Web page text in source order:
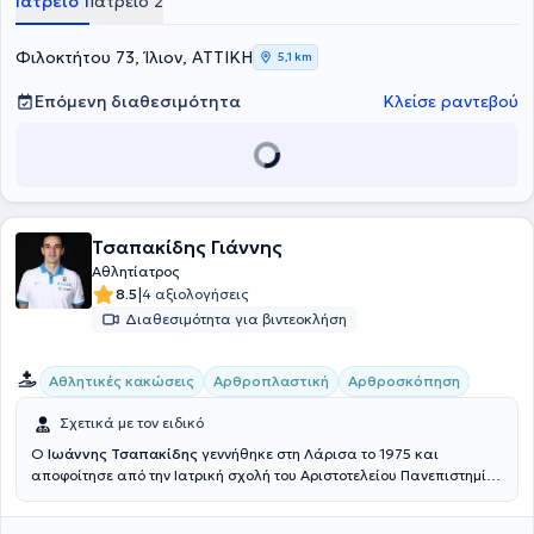
Νοσοκομείο Αθηνών "Ευαγγελισμός" και έχει αντιμετωπίσει
οσφυαλγία, η οστεοαρθρίτιδα, η οστεοσύνθεση, η σκολίωση και η
σπονδυλική στένωση. Τέλος, ο γιατρός είναι μέλος του Ιατρικού
Συλλόγου Αθηνών, της Ελληνικής Εταιρείας Χειρουργικής
Φιλοκτήτου 73, Ίλιον, ΑΤΤΙΚΗ 5,1 km
Επόμενη διαθεσιμότητα Κλείσε ραντεβού
Τσαπακίδης Γιάννης
Αθλητίατρος
8.5|4 αξιολογήσεις
Διαθεσιμότητα για βιντεοκλήση
Αθλητικές κακώσεις Αρθροπλαστική Αρθροσκόπηση
Σχετικά με τον ειδικό
O Ιωάννης Τσαπακίδης γεννήθηκε στη Λάρισα το 1975 και
αποφοίτησε από την Ιατρική σχολή του Αριστοτελείου Πανεπιστημίου
Ορθοπαιδικός στο Τζάνειο Γενικό Νοσοκομείο του Πειραιά,ενώ ένα